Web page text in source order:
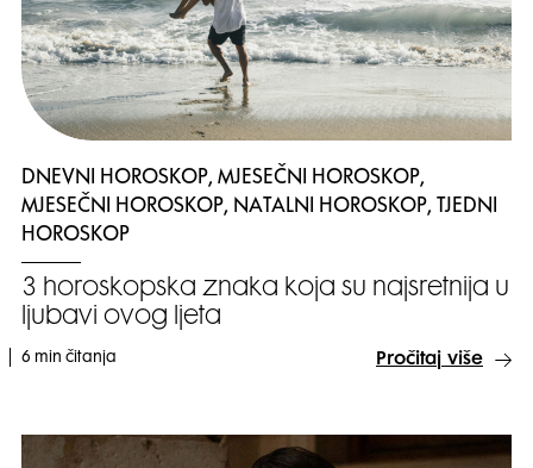
DNEVNI HOROSKOP, MJESEČNI HOROSKOP,
MJESEČNI HOROSKOP, NATALNI HOROSKOP, TJEDNI
HOROSKOP
3 horoskopska znaka koja su najsretnija u
ljubavi ovog ljeta
6 min čitanja Pročitaj više